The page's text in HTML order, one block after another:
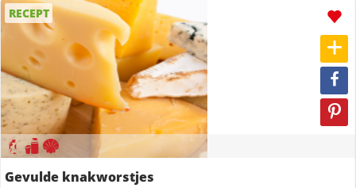
RECEPT
Gevulde knakworstjes